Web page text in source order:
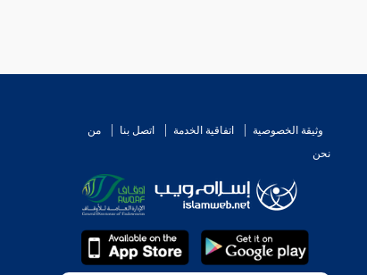
وثيقة الخصوصية اتفاقية الخدمة اتصل بنا
من
نحن